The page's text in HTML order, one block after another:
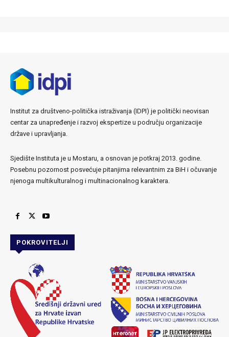
Institut za društveno-politička istraživanja (IDPI) je politički neovisan
centar za unapređenje i razvoj ekspertize u području organizacije
države i upravljanja.
Sjedište Instituta je u Mostaru, a osnovan je potkraj 2013. godine.
Posebnu pozornost posvećuje pitanjima relevantnim za BiH i očuvanje
njenoga multikulturalnog i multinacionalnog karaktera.
POKROVITELJI